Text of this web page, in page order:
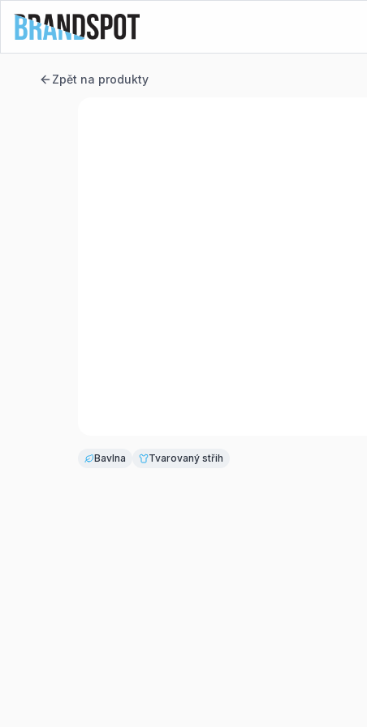
Zpět na produkty
Bavlna Tvarovaný střih